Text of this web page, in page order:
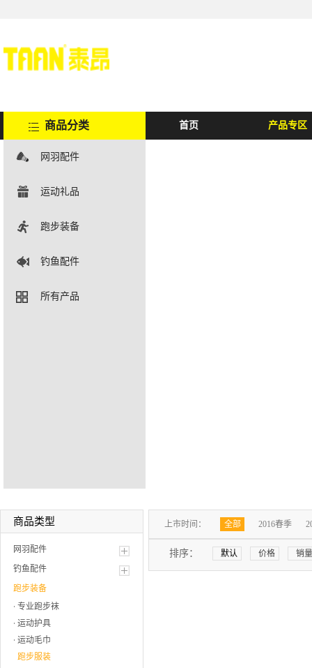
商品分类
网羽配件
运动礼品
跑步装备
钓鱼配件
所有产品
首页 产品专区
商品类型
网羽配件
钓鱼配件
跑步装备
专业跑步袜
运动护具
运动毛巾
跑步服装
上市时间： 全部 2016春季
排序： 默认 价格 销量